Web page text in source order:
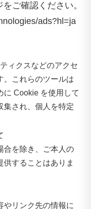
ご確認ください。
ads?hl=ja
ィクスなどのアクセ
。これらのツールは
に Cookie を使用して
集され、個人を特定
合を除き、ご本人の
供することはありま
やリンク先の情報に